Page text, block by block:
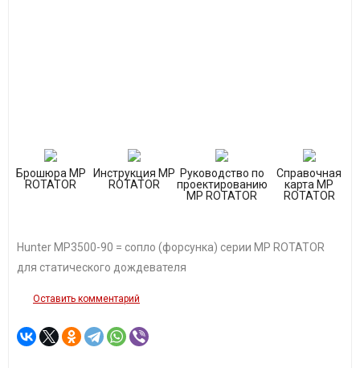
Брошюра MP
ROTATOR
Инструкция MP
ROTATOR
Руководство по
проектированию
MP ROTATOR
Справочная
карта MP
ROTATOR
Hunter MP3500-90 = сопло (форсунка) серии MP ROTATOR
для статического дождевателя
Оставить комментарий